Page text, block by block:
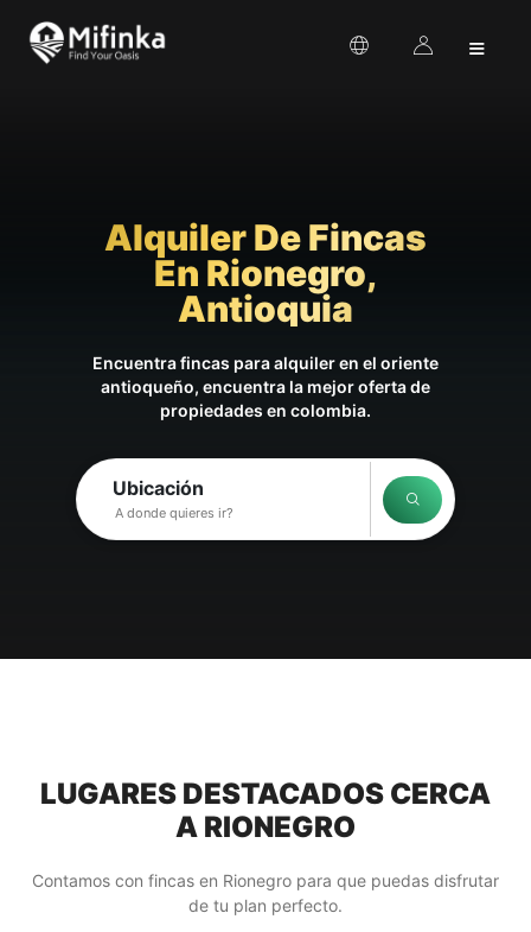
≡
Alquiler De Fincas
En Rionegro,
Antioquia
Encuentra fincas para alquiler en el oriente
antioqueño, encuentra la mejor oferta de
propiedades en colombia.
Ubicación
LUGARES DESTACADOS CERCA
A RIONEGRO
Contamos con fincas en Rionegro para que puedas disfrutar
de tu plan perfecto.